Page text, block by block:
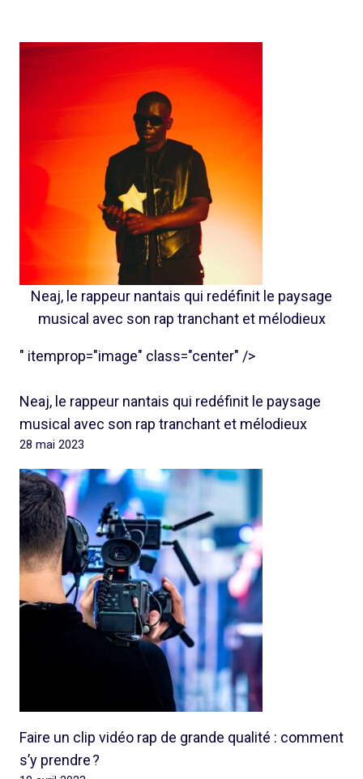
Neaj, le rappeur nantais qui redéfinit le paysage
musical avec son rap tranchant et mélodieux
" itemprop="image" class="center" />
Neaj, le rappeur nantais qui redéfinit le paysage
musical avec son rap tranchant et mélodieux
28 mai 2023
Faire un clip vidéo rap de grande qualité : comment
s’y prendre ?